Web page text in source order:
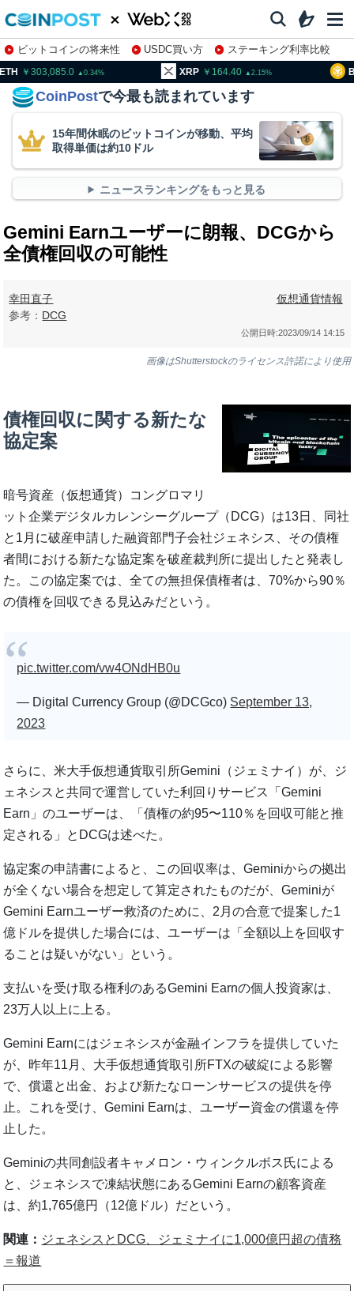
ビットコインの将来性 USDC買い方
ステーキング利率比較
株特集・関連銘柄
0.34 164.40 2.15 BNB
CoinPostで今最も読まれています
15年間休眠のビットコインが移動、平均
取得単価は約10ドル
ニュースランキングをもっと見る
Gemini Earnユーザーに朗報、DCGから
全債権回収の可能性
幸田直子
参考： DCG
仮想通貨情報
公開日時:2023/09/14 14:15
画像はShutterstockのライセンス許諾により使用
債権回収に関する新たな
協定案
暗号資産（仮想通貨）コングロマリ
ット企業デジタルカレンシーグループ（DCG）は13日、同社
と1月に破産申請した融資部門子会社ジェネシス、その債権
者間における新たな協定案を破産裁判所に提出したと発表し
た。この協定案では、全ての無担保債権者は、70%から90％
の債権を回収できる見込みだという。
pic.twitter.com/vw4ONdHB0u
— Digital Currency Group (@DCGco) September 13,
2023
さらに、米大手仮想通貨取引所Gemini（ジェミナイ）が、ジ
ェネシスと共同で運営していた利回りサービス「Gemini
Earn」のユーザーは、「債権の約95〜110％を回収可能と推
定される」とDCGは述べた。
協定案の申請書によると、この回収率は、Geminiからの拠出
が全くない場合を想定して算定されたものだが、Geminiが
Gemini Earnユーザー救済のために、2月の合意で提案した1
億ドルを提供した場合には、ユーザーは「全額以上を回収す
ることは疑いがない」という。
支払いを受け取る権利のあるGemini Earnの個人投資家は、
23万人以上に上る。
Gemini Earnにはジェネシスが金融インフラを提供していた
が、昨年11月、大手仮想通貨取引所FTXの破綻による影響
で、償還と出金、および新たなローンサービスの提供を停
止。これを受け、Gemini Earnは、ユーザー資金の償還を停
止した。
Geminiの共同創設者キャメロン・ウィンクルボス氏による
と、ジェネシスで凍結状態にあるGemini Earnの顧客資産
は、約1,765億円（12億ドル）だという。
関連： ジェネシスとDCG、ジェミナイに1,000億円超の債務
＝報道